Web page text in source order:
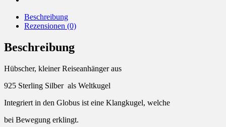
Beschreibung
Rezensionen (0)
Beschreibung
Hübscher, kleiner Reiseanhänger aus
925 Sterling Silber als Weltkugel
Integriert in den Globus ist eine Klangkugel, welche
bei Bewegung erklingt.